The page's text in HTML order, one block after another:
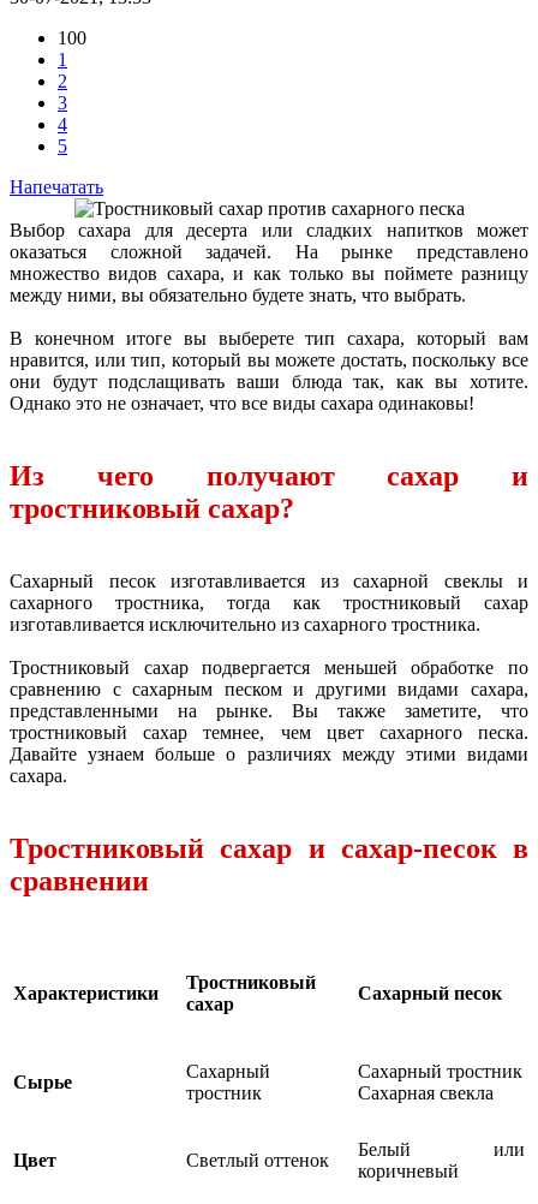
100
1
2
3
4
5
Напечатать
Выбор сахара для десерта или сладких напитков может
оказаться сложной задачей. На рынке представлено
множество видов сахара, и как только вы поймете разницу
между ними, вы обязательно будете знать, что выбрать.
В конечном итоге вы выберете тип сахара, который вам
нравится, или тип, который вы можете достать, поскольку все
они будут подслащивать ваши блюда так, как вы хотите.
Однако это не означает, что все виды сахара одинаковы!
Из чего получают сахар и
тростниковый сахар?
Сахарный песок изготавливается из сахарной свеклы и
сахарного тростника, тогда как тростниковый сахар
изготавливается исключительно из сахарного тростника.
Тростниковый сахар подвергается меньшей обработке по
сравнению с сахарным песком и другими видами сахара,
представленными на рынке. Вы также заметите, что
тростниковый сахар темнее, чем цвет сахарного песка.
Давайте узнаем больше о различиях между этими видами
сахара.
Тростниковый сахар и сахар-песок в
сравнении
Характеристики
Тростниковый
сахар
Сахарный песок
Сырье
Сахарный
тростник
Сахарный тростник
Сахарная свекла
Цвет Светлый оттенок
Белый или
коричневый